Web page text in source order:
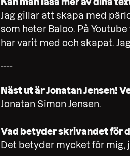
Jag gillar att skapa med
som heter Baloo. På
har varit med och skapat.
----
Näst ut är Jonatan Jensen!
Jonatan Simon Jensen.
Vad betyder skrivandet för
Det betyder mycket för mig,